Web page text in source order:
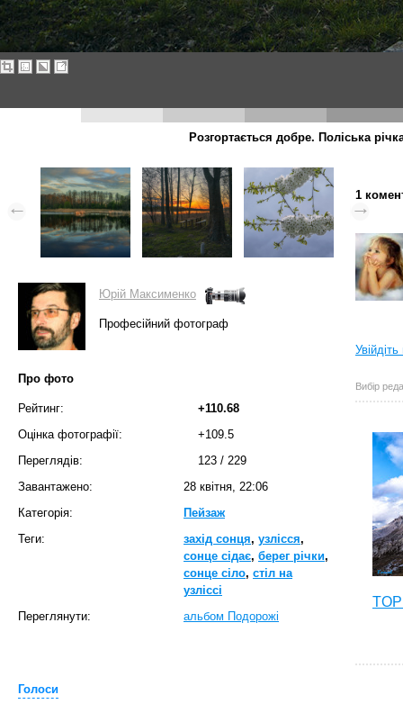
Розгортається добре. Поліська
Юрій Максименко
Професійний фотограф
Про фото
Рейтинг:
+110.68
Оцінка фотографії:
+109.5
Переглядів:
123 / 229
Завантажено:
28 квітня, 22:06
Категорія:
Пейзаж
Теги:
захід сонця, узлісся,
сонце сідає, берег річки,
сонце сіло, стіл на
узліссі
Переглянути:
альбом Подорожі
Голоси
1
Вибір